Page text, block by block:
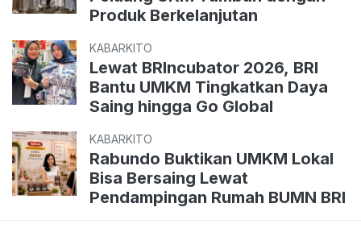
Produk Berkelanjutan
KABARKITO
Lewat BRIncubator 2026, BRI
Bantu UMKM Tingkatkan Daya
Saing hingga Go Global
KABARKITO
Rabundo Buktikan UMKM Lokal
Bisa Bersaing Lewat
Pendampingan Rumah BUMN BRI